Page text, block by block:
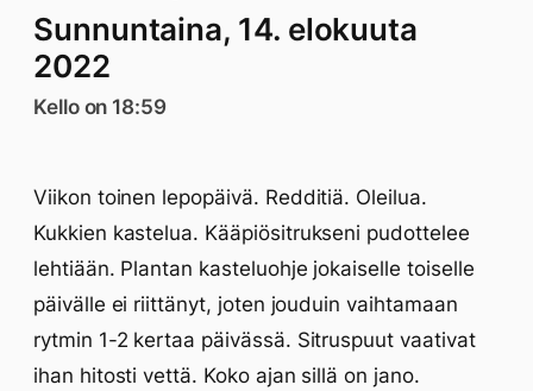
Sunnuntaina, 14. elokuuta
2022
Kello on 18:59
Viikon toinen lepopäivä. Redditiä. Oleilua.
Kukkien kastelua. Kääpiösitrukseni pudottelee
lehtiään. Plantan kasteluohje jokaiselle toiselle
päivälle ei riittänyt, joten jouduin vaihtamaan
rytmin 1-2 kertaa päivässä. Sitruspuut vaativat
ihan hitosti vettä. Koko ajan sillä on jano.